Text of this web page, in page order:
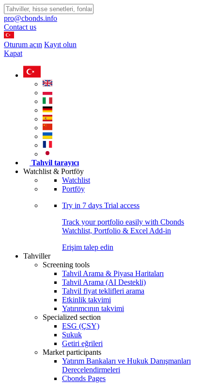
pro@cbonds.info
Contact us
Oturum açın Kayıt olun
Kapat
Tahvil tarayıcı
Watchlist & Portföy
Watchlist
Portföy
Try in 7 days Trial access
Track your portfolio easily with Cbonds
Watchlist, Portfolio & Excel Add-in
Erişim talep edin
Tahviller
Screening tools
Tahvil Arama & Piyasa Haritaları
Tahvil Arama (AI Destekli)
Tahvil fiyat teklifleri arama
Etkinlik takvimi
Yatırımcının takvimi
Specialized section
ESG (ÇSY)
Sukuk
Getiri eğrileri
Market participants
Yatırım Bankaları ve Hukuk Danışmanları
Derecelendirmeleri
Cbonds Pages